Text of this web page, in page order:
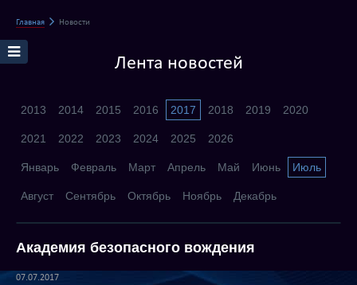
Главная Новости
Лента новостей
2013 2014 2015 2016 2017 2018 2019 2020
2021 2022 2023 2024 2025 2026
Январь Февраль Март Апрель Май Июнь Июль
Август Сентябрь Октябрь Ноябрь Декабрь
Академия безопасного вождения
07.07.2017